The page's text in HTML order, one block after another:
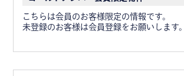
こちらは会員のお客様限定の情報です。
未登録のお客様は会員登録をお願いします。